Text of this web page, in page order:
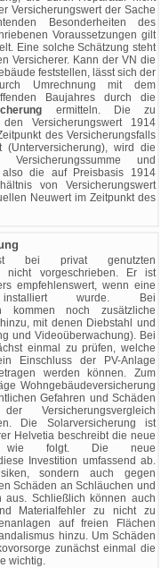
Versicherungswert der Sache
Besonderheiten des
Voraussetzungen gilt
Eine solche Schätzung steht
Versicherer. Kann der VN die
feststellen, lässt sich der
Umrechnung mit dem
Baujahres durch die
ermitteln. Die zu
Versicherungswert 1914
des Versicherungsfalls
wird die
und
also die auf Preisbasis 1914
von Versicherungswert
Neuwert im Zeitpunkt des
bei privat genutzten
nicht vorgeschrieben. Er ist
empfehlenswert, wenn eine
installiert wurde. Bei
kommen noch zusätzliche
mit denen Diebstahl und
und Videoüberwachung). Bei
einmal zu prüfen, welche
Einschluss der PV-Anlage
werden können. Zum
Wohngebäudeversicherung
Gefahren und Schäden
Die Solarversicherung ist
Helvetia beschreibt die neue
wie folgt. Die neue
Investition umfassend ab.
sondern auch gegen
Schäden an Schläuchen und
aus. Schließlich können auch
Materialfehler zu nicht zu
auf freien Flächen
hinzu. Um Schäden
zunächst einmal die
wichtig.